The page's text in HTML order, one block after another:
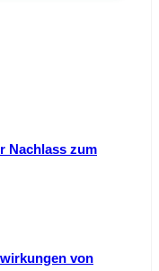
Nachlass zum
von